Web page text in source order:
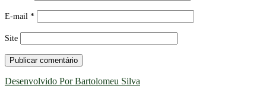
E-mail *
Site
Desenvolvido Por Bartolomeu Silva